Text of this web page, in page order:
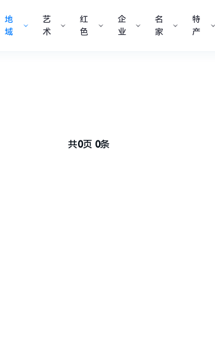
地
域
艺
术
红
色
企
业
名
家
特
产
共0页 0条